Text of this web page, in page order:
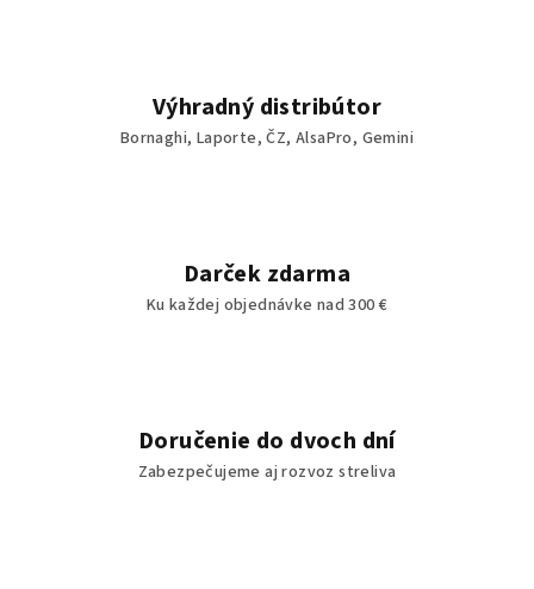
Výhradný distribútor
Bornaghi, Laporte, ČZ, AlsaPro, Gemini
Darček zdarma
Ku každej objednávke nad 300 €
Doručenie do dvoch dní
Zabezpečujeme aj rozvoz streliva